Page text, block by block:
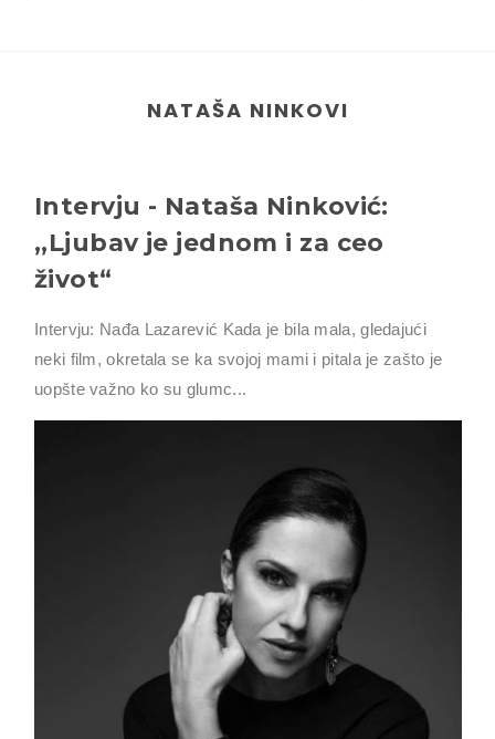
NATAŠA NINKOVI
Intervju - Nataša Ninković:
,,Ljubav je jednom i za ceo
život“
Intervju: Nađa Lazarević Kada je bila mala, gledajući
neki film, okretala se ka svojoj mami i pitala je zašto je
uopšte važno ko su glumc...